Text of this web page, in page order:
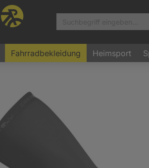
Fahrradbekleidung Heimsport